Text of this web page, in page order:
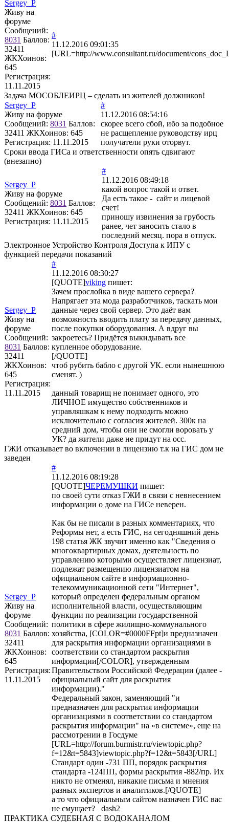
Sergey_P
Живу на
форуме
Сообщений:
8031 Баллов:
32411
ЖКХоинов:
645
Регистрация:
11.11.2015
#
11.12.2016 09:01:35
[URL=http://www.consultant.ru/document/
Задача МОСОБЛЕИРЦ – сделать из жителей должников!
Sergey_P
Живу на форуме
Сообщений: 8031 Баллов:
32411 ЖКХоинов: 645
Регистрация: 11.11.2015
#
11.12.2016 08:54:16
скорее всего сбой, ибо за подобное
не расщепление руководству ирц
получатели руки оторвут.
Сроки ввода ГИСа и ответственности опять сдвигают
(внезапно)
Sergey_P
Живу на форуме
Сообщений: 8031 Баллов:
32411 ЖКХоинов: 645
Регистрация: 11.11.2015
#
11.12.2016 08:49:18
какой вопрос такой и ответ.
Да есть такое - сайт и лицевой
счет!
приношу извинения за грубость
ранее, чет заносить стало в
последний месяц. пора в отпуск.
Электронное Устройство Контроля Доступа к ИПУ с
функцией передачи показаний
Sergey_P
Живу на
форуме
Сообщений:
8031 Баллов:
32411
ЖКХоинов:
645
Регистрация:
11.11.2015
#
11.12.2016 08:30:27
[QUOTE]viking пишет:
Зачем прослойка в виде вашего сервера?
Напрягает эта мода разработчиков, таскать мои
данные через свой сервер. Это даёт вам
возможность вводить плату за передачу данных,
после покупки оборудования. А вдруг вы
закроетесь? Придётся выкидывать все
купленное оборудование.
[/QUOTE]
чтоб рубить бабло с другой УК. если нынешнюю
сменят. )
данный товарищ не понимает одного, это
ЛИЧНОЕ имущество собственников и
управляшкам к нему подходить можно
исключительно с согласия жителей. 300к на
средний дом, чтобы они не смогли воровать у
УК? да жители даже не придут на осс.
ГЖИ отказывает во включении в лицензию т.к на ГИС дом не
заведен
Sergey_P
Живу на
форуме
Сообщений:
8031 Баллов:
32411
ЖКХоинов:
645
Регистрация:
11.11.2015
#
11.12.2016 08:19:28
[QUOTE]ЧЕРЕМУШКИ пишет:
по своей сути отказ ГЖИ в связи с невнесением
информации о доме на ГИСе неверен.
Как бы не писали в разных комментариях, что
Реформы нет, а есть ГИС, на сегодняшний день
198 статья ЖК звучит именно как "Сведения о
многоквартирных домах, деятельность по
управлению которыми осуществляет лицензиат,
подлежат размещению лицензиатом на
официальном сайте в информационно-
телекоммуникационной сети "Интернет",
который определен федеральным органом
исполнительной власти, осуществляющим
функции по реализации государственной
политики в сфере жилищно-коммунального
хозяйства, [COLOR=#0000FFpt]и предназначен
для раскрытия информации организациями в
соответствии со стандартом раскрытия
информации[/COLOR], утвержденным
Правительством Российской Федерации (далее -
официальный сайт для раскрытия
информации)."
Федеральный закон, заменяющий "и
предназначен для раскрытия информации
организациями в соответствии со стандартом
раскрытия информации" на «в системе», еще на
рассмотрении в Госдуме
[URL=http://forum.burmistr.ru/viewtopic.php?
f=12&t=5843]viewtopic.php?f=12&t=5843[/URL]
Стандарт один -731 ПП, порядок раскрытия
стандарта -124ПП, формы раскрытия -882/пр. Их
никто не отменял, никакие письма и мнения
разных экспертов и аналитиков.[/QUOTE]
а то что официальным сайтом назначен ГИС вас
не смущает? dash2
ПРАКТИКА СУДЕБНАЯ С ВОДОКАНАЛОМ